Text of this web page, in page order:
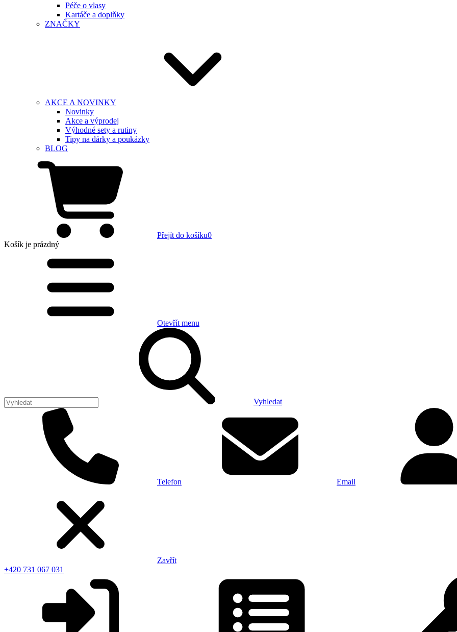
Péče o vlasy
Kartáče a doplňky
ZNAČKY
AKCE A NOVINKY
Novinky
Akce a výprodej
Výhodné sety a rutiny
Tipy na dárky a poukázky
BLOG
Přejít do košíku0
Košík je prázdný
Otevřít menu
Vyhledat
Telefon Email
Zavřít
+420 731 067 031